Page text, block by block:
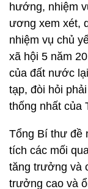
hướng, nhiệm
ương xem xét,
nhiệm vụ chủ
xã hội 5 năm
của đất nước
tạp, đòi hỏi
thống nhất của
Tổng Bí thư đề
tích các mối
tăng trưởng và
trưởng cao và